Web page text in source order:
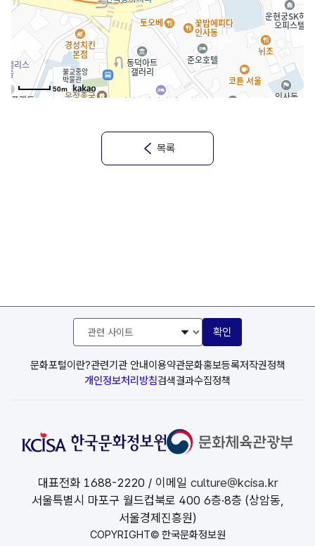
50m
목록
문화포털이란?관련기관 안내이용약관문화홍보등록저작권정책
개인정보처리방침검색결과수집정책
관
사
이
트
확인
대표전화 1688-2220 / 이메일 culture@kcisa.kr
서울특별시 마포구 월드컵북로 400 6층·8층 (상암동,
서울경제진흥원)
COPYRIGHT© 한국문화정보원